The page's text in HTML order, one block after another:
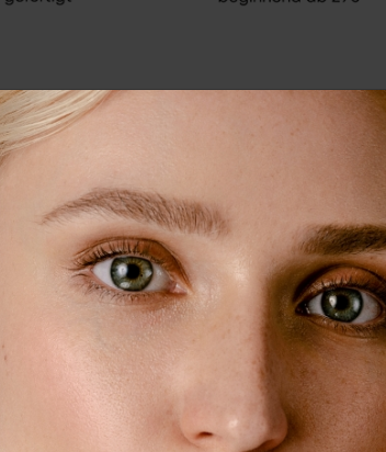
Wir nutzen Cookies auf unserer Website. Einige von